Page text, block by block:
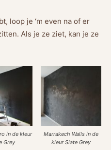
loop je ‘m even na of er
Als je ze ziet, kan je ze
in de kleur
Grey
Marrakech Walls in de
kleur Slate Grey